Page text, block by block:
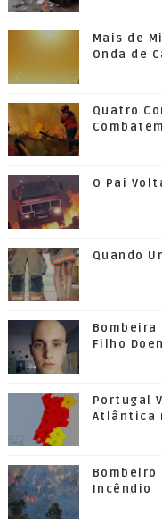
Mais de
Onda de
Quatro
O Pai
Quando
Bombeira
Filho
Portugal
Atlântica
Bombeiro
Incêndio